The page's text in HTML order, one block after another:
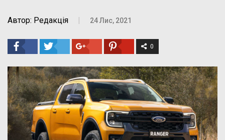
Автор: Редакція | 24 Лис, 2021
0